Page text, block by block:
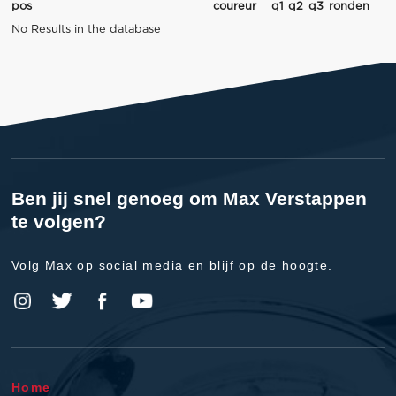
pos coureur q1 q2 q3 ronden
No Results in the database
Ben jij snel genoeg om Max Verstappen
te volgen?
Volg Max op social media en blijf op de hoogte.
Home